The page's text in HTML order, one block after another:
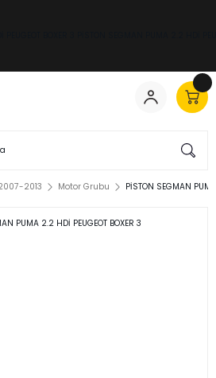
2013 Motor Grubu PİSTON SEGMAN